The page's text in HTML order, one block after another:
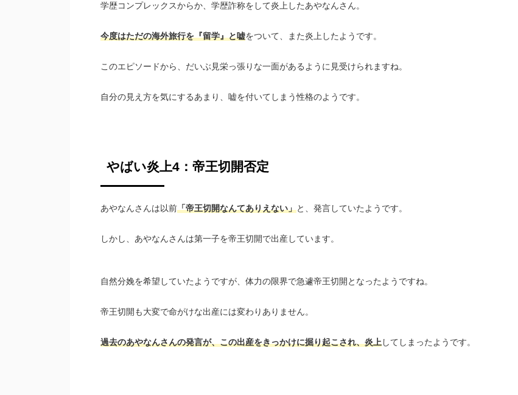
学歴コンプレックスからか、学歴詐称をして炎上したあやなんさん。
今度はただの海外旅行を『留学』と嘘をついて、また炎上したようです。
このエピソードから、だいぶ見栄っ張りな一面があるように見受けられますね。
自分の見え方を気にするあまり、嘘を付いてしまう性格のようです。
やばい炎上4：帝王切開否定
あやなんさんは以前「帝王切開なんてありえない」と、発言していたようです。
しかし、あやなんさんは第一子を帝王切開で出産しています。
自然分娩を希望していたようですが、体力の限界で急遽帝王切開となったようですね。
帝王切開も大変で命がけな出産には変わりありません。
過去のあやなんさんの発言が、この出産をきっかけに掘り起こされ、炎上してしまったようです。